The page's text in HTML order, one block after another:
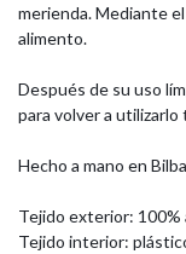
merienda. Mediante
alimento.
Después de su uso
para volver a
Hecho a mano en
Tejido exterior:
Tejido interior: